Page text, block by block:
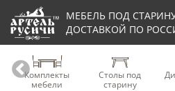
МЕБЕЛЬ ПОД
ДОСТАВКОЙ ПО
Комплекты
мебели
Столы под
старину